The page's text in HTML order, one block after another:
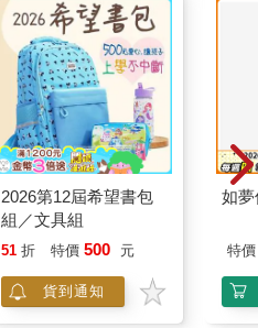
2026第12屆希望書包
組／文具組
51 折 特價 500 元
貨到通知
如
特價